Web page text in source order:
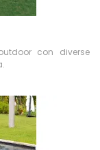
con diverse